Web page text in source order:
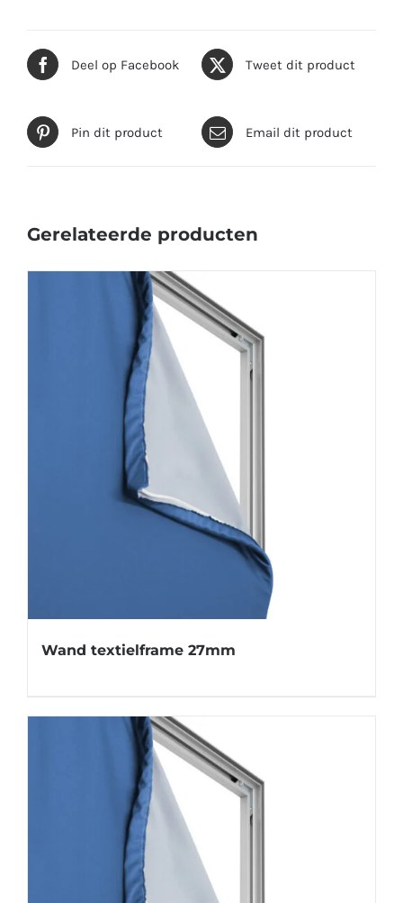
Deel op Facebook Tweet dit product
Pin dit product Email dit product
Gerelateerde producten
Wand textielframe 27mm